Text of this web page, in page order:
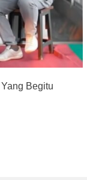
Begitu